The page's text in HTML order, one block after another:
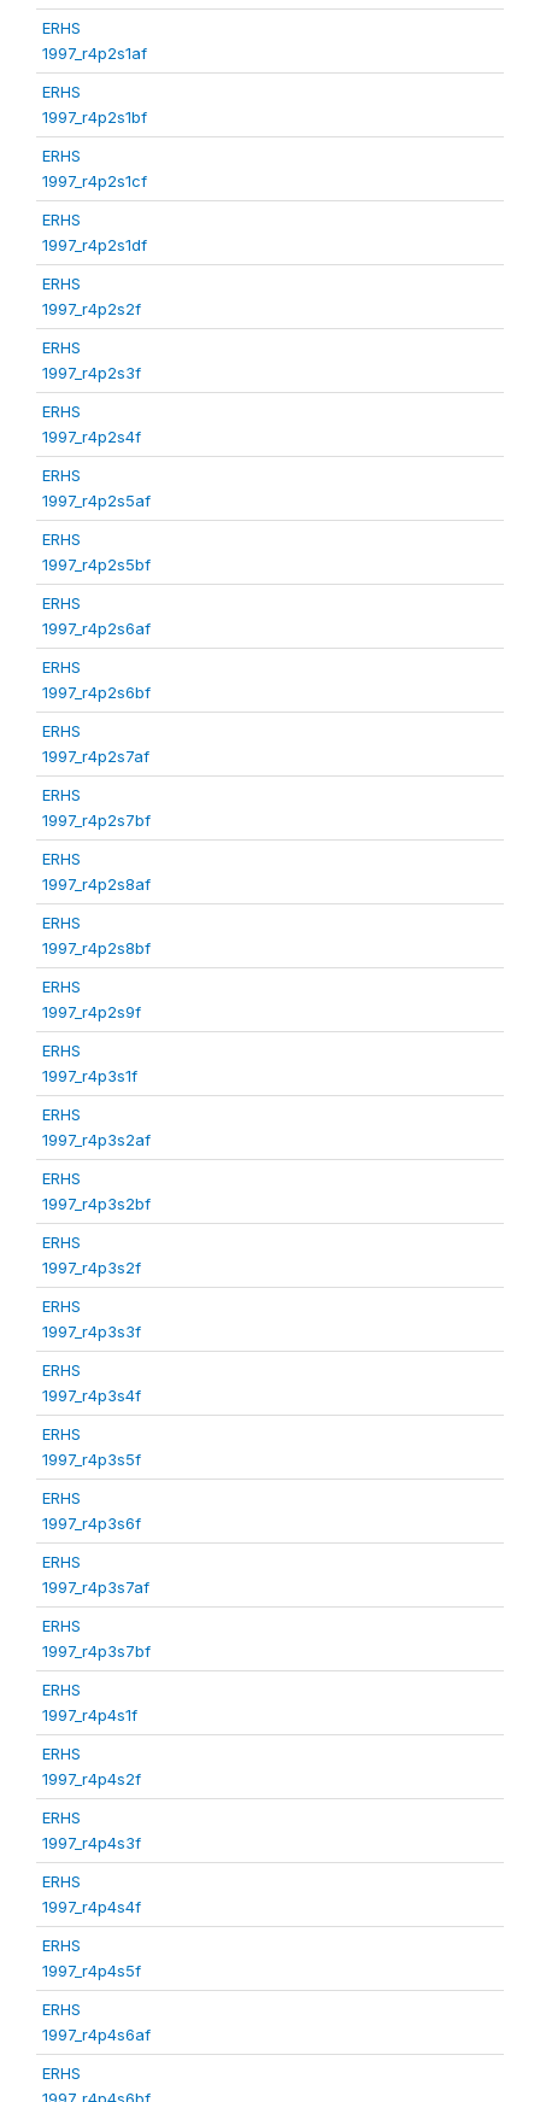
ERHS
1997_r4p2s1af
ERHS
1997_r4p2s1bf
ERHS
1997_r4p2s1cf
ERHS
1997_r4p2s1df
ERHS
1997_r4p2s2f
ERHS
1997_r4p2s3f
ERHS
1997_r4p2s4f
ERHS
1997_r4p2s5af
ERHS
1997_r4p2s5bf
ERHS
1997_r4p2s6af
ERHS
1997_r4p2s6bf
ERHS
1997_r4p2s7af
ERHS
1997_r4p2s7bf
ERHS
1997_r4p2s8af
ERHS
1997_r4p2s8bf
ERHS
1997_r4p2s9f
ERHS
1997_r4p3s1f
ERHS
1997_r4p3s2af
ERHS
1997_r4p3s2bf
ERHS
1997_r4p3s2f
ERHS
1997_r4p3s3f
ERHS
1997_r4p3s4f
ERHS
1997_r4p3s5f
ERHS
1997_r4p3s6f
ERHS
1997_r4p3s7af
ERHS
1997_r4p3s7bf
ERHS
1997_r4p4s1f
ERHS
1997_r4p4s2f
ERHS
1997_r4p4s3f
ERHS
1997_r4p4s4f
ERHS
1997_r4p4s5f
ERHS
1997_r4p4s6af
ERHS
1997_r4p4s6bf